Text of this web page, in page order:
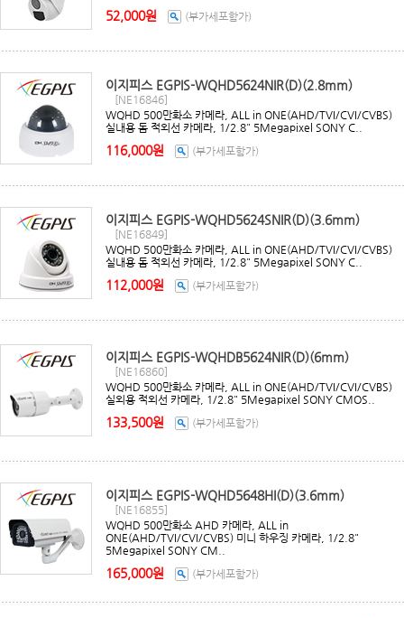
52,000원 (부가세포함가)
이지피스 EGPIS-WQHD5624NIR(D)(2.8mm)
[NE16846]
WQHD 500만화소 카메라, ALL in ONE(AHD/TVI/CVI/CVBS)
실내용 돔 적외선 카메라, 1/2.8" 5Megapixel SONY C..
116,000원 (부가세포함가)
이지피스 EGPIS-WQHD5624SNIR(D)(3.6mm)
[NE16849]
WQHD 500만화소 카메라, ALL in ONE(AHD/TVI/CVI/CVBS)
실내용 돔 적외선 카메라, 1/2.8" 5Megapixel SONY C..
112,000원 (부가세포함가)
이지피스 EGPIS-WQHDB5624NIR(D)(6mm)
[NE16860]
WQHD 500만화소 카메라, ALL in ONE(AHD/TVI/CVI/CVBS)
실외용 적외선 카메라, 1/2.8" 5Megapixel SONY CMOS..
133,500원 (부가세포함가)
이지피스 EGPIS-WQHD5648HI(D)(3.6mm)
[NE16855]
WQHD 500만화소 AHD 카메라, ALL in
ONE(AHD/TVI/CVI/CVBS) 미니 하우징 카메라, 1/2.8"
5Megapixel SONY CM..
165,000원 (부가세포함가)